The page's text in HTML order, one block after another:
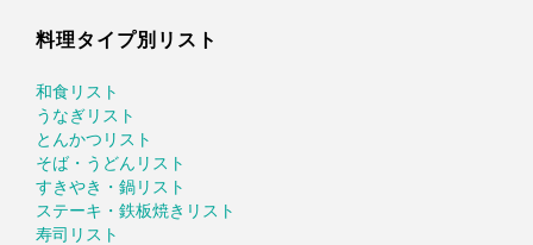
料理タイプ別リスト
和食リスト
うなぎリスト
とんかつリスト
そば・うどんリスト
すきやき・鍋リスト
ステーキ・鉄板焼きリスト
寿司リスト